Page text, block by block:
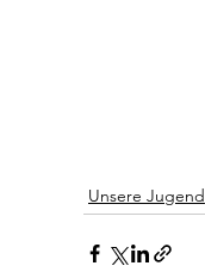
Unsere Jugend